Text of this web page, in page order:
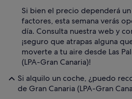
Si bien el precio dependerá
factores, esta semana verás
día. Consulta nuestra web y
¡seguro que atrapas alguna
moverte a tu aire desde Las
(LPA-Gran Canaria)!
Si alquilo un coche, ¿puedo
de Gran Canaria (LPA-Gran